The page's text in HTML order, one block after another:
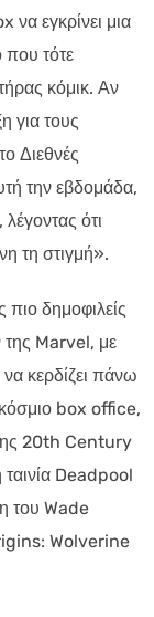
εγκρίνει μια
που τότε
κόμικ. Αν
για τους
Διεθνές
την εβδομάδα,
ότι
τη στιγμή».
δημοφιλείς
της Marvel, με
κερδίζει πάνω
box office,
20th Century
Deadpool
του Wade
Wolverine